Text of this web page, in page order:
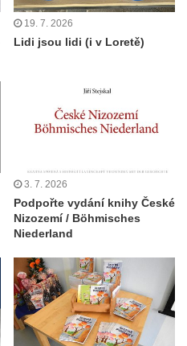
19. 7. 2026
Lidi jsou lidi (i v Loretě)
3. 7. 2026
Podpořte vydání knihy České
Nizozemí / Böhmisches
Niederland